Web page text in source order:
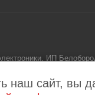
ИП
наш сайт, вы